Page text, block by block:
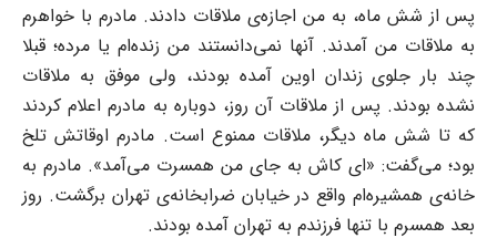
پس از شش ماه، به من اجازه‌ی ملاقات دادند. مادرم با خواهرم
به ملاقات من آمدند. آنها نمی‌دانستند من زنده‌ام یا مرده؛ قبلا
چند بار جلوی زندان اوین آمده بودند، ولی موفق به ملاقات
نشده بودند. پس از ملاقات آن روز، دوباره به مادرم اعلام کردند
که تا شش ماه دیگر، ملاقات ممنوع است. مادرم اوقاتش تلخ
بود؛ می‌گفت: «ای کاش به جای من همسرت می‌آمد». مادرم به
خانه‌ی همشیره‌ام واقع در خیابان ضرابخانه‌ی تهران برگشت. روز
بعد همسرم با تنها فرزندم به تهران آمده بودند.